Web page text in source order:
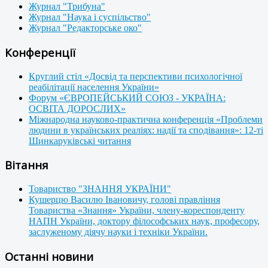
Журнал "Трибуна"
Журнал "Наука і суспільство"
Журнал "Редакторське око"
Конференції
Круглий стіл «Досвід та перспективи психологічної
реабілітації населення України»
Форум «ЄВРОПЕЙСЬКИЙ СОЮЗ - УКРАЇНА:
ОСВІТА ДОРОСЛИХ»
Міжнародна науково-практична конференція «Проблеми
людини в українських реаліях: надії та сподівання»: 12-ті
Шинкаруківські читання
Вітання
Товариство "ЗНАННЯ УКРАЇНИ"
Кушерцю Василю Івановичу, голові правління
Товариства «Знання» України, члену-кореспонденту
НАПН України, доктору філософських наук, професору,
заслуженому діячу науки і техніки України.
Останні новини